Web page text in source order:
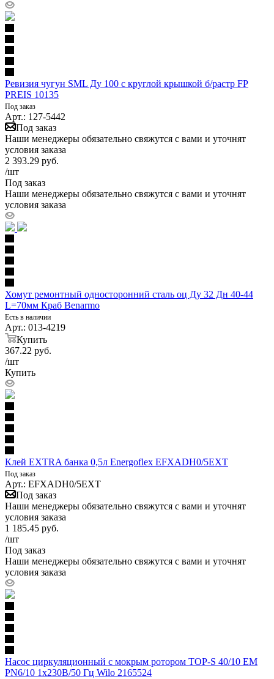
Ревизия чугун SML Ду 100 с круглой крышкой б/растр FP
PREIS 10135
Под заказ
Арт.: 127-5442
Под заказ
Наши менеджеры обязательно свяжутся с вами и уточнят
условия заказа
2 393.29 руб.
/шт
Под заказ
Наши менеджеры обязательно свяжутся с вами и уточнят
условия заказа
Хомут ремонтный односторонний сталь оц Ду 32 Дн 40-44
L=70мм Краб Benarmo
Есть в наличии
Арт.: 013-4219
Купить
367.22 руб.
/шт
Купить
Клей EXTRA банка 0,5л Energoflex EFXADH0/5EXT
Под заказ
Арт.: EFXADH0/5EXT
Под заказ
Наши менеджеры обязательно свяжутся с вами и уточнят
условия заказа
1 185.45 руб.
/шт
Под заказ
Наши менеджеры обязательно свяжутся с вами и уточнят
условия заказа
Насос циркуляционный с мокрым ротором TOP-S 40/10 EM
PN6/10 1х230В/50 Гц Wilo 2165524